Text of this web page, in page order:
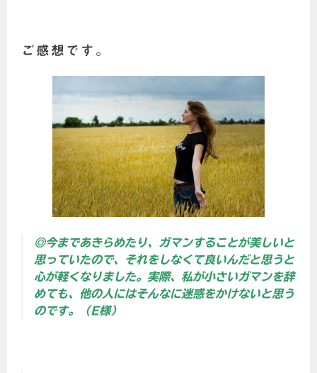
ご感想です。
◎今まであきらめたり、ガマンすることが美しいと
思っていたので、それをしなくて良いんだと思うと
心が軽くなりました。実際、私が小さいガマンを辞
めても、他の人にはそんなに迷惑をかけないと思う
のです。（E様）